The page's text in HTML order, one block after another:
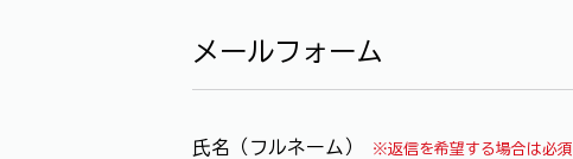
メールフォーム
氏名（フルネーム） ※返信を希望する場合は必須